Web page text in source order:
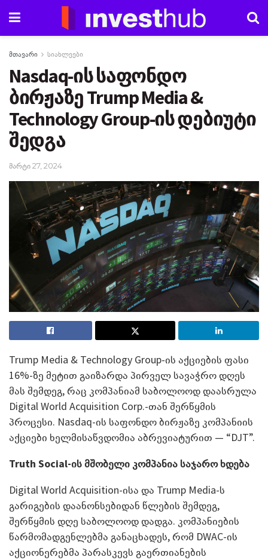
მთავარი სიახლეები
Nasdaq-ის საფონდო
ბირჟაზე Trump Media &
Technology Group-ის დებიუტი
შედგა
მარტი 27, 2024
Trump Media & Technology Group-ის აქციების ფასი
16%-ზე მეტით გაიზარდა პირველ სავაჭრო დღეს
მას შემდეგ, რაც კომპანიამ საბოლოოდ დაასრულა
Digital World Acquisition Corp.-თან შერწყმის
პროცესი. Nasdaq-ის საფონდო ბირჟაზე კომპანიის
აქციები ხელმისაწვდომია აბრევიატურით — “DJT”.
Truth Social-ის მშობელი კომპანია საჯარო ხდება
Digital World Acquisition-ისა და Trump Media-ს
გარიგების დაანონსებიდან წლების შემდეგ,
შერწყმის დღე საბოლოოდ დადგა. კომპანიების
წარმომადგენლებმა განაცხადეს, რომ DWAC-ის
აქციონერებმა პარასკევს გაერთიანების